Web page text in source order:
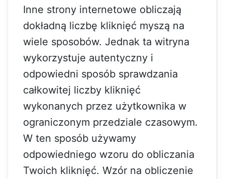
Inne strony internetowe obliczają
dokładną liczbę kliknięć myszą na
wiele sposobów. Jednak ta witryna
wykorzystuje autentyczny i
odpowiedni sposób sprawdzania
całkowitej liczby kliknięć
wykonanych przez użytkownika w
ograniczonym przedziale czasowym.
W ten sposób używamy
odpowiedniego wzoru do obliczania
Twoich kliknięć. Wzór na obliczenie